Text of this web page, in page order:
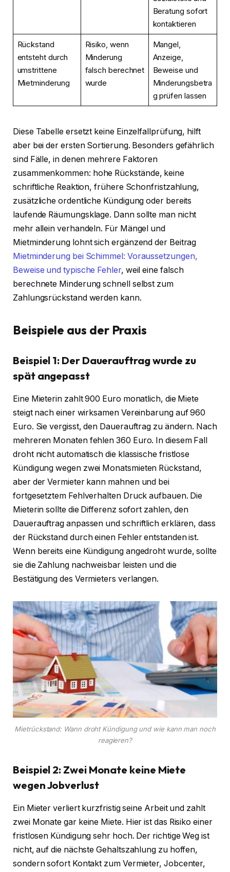
Beratung sofort
kontaktieren
Rückstand
entsteht durch
umstrittene
Mietminderung
Risiko, wenn
Minderung
falsch berechnet
wurde
Mangel,
Anzeige,
Beweise und
Minderungsbetra
g prüfen lassen
Diese Tabelle ersetzt keine Einzelfallprüfung, hilft
aber bei der ersten Sortierung. Besonders gefährlich
sind Fälle, in denen mehrere Faktoren
zusammenkommen: hohe Rückstände, keine
schriftliche Reaktion, frühere Schonfristzahlung,
zusätzliche ordentliche Kündigung oder bereits
laufende Räumungsklage. Dann sollte man nicht
mehr allein verhandeln. Für Mängel und
Mietminderung lohnt sich ergänzend der Beitrag
Mietminderung bei Schimmel: Voraussetzungen,
Beweise und typische Fehler, weil eine falsch
berechnete Minderung schnell selbst zum
Zahlungsrückstand werden kann.
Beispiele aus der Praxis
Beispiel 1: Der Dauerauftrag wurde zu
spät angepasst
Eine Mieterin zahlt 900 Euro monatlich, die Miete
steigt nach einer wirksamen Vereinbarung auf 960
Euro. Sie vergisst, den Dauerauftrag zu ändern. Nach
mehreren Monaten fehlen 360 Euro. In diesem Fall
droht nicht automatisch die klassische fristlose
Kündigung wegen zwei Monatsmieten Rückstand,
aber der Vermieter kann mahnen und bei
fortgesetztem Fehlverhalten Druck aufbauen. Die
Mieterin sollte die Differenz sofort zahlen, den
Dauerauftrag anpassen und schriftlich erklären, dass
der Rückstand durch einen Fehler entstanden ist.
Wenn bereits eine Kündigung angedroht wurde, sollte
sie die Zahlung nachweisbar leisten und die
Bestätigung des Vermieters verlangen.
Mietrückstand: Wann droht Kündigung und wie kann man noch
reagieren?
Beispiel 2: Zwei Monate keine Miete
wegen Jobverlust
Ein Mieter verliert kurzfristig seine Arbeit und zahlt
zwei Monate gar keine Miete. Hier ist das Risiko einer
fristlosen Kündigung sehr hoch. Der richtige Weg ist
nicht, auf die nächste Gehaltszahlung zu hoffen,
sondern sofort Kontakt zum Vermieter, Jobcenter,